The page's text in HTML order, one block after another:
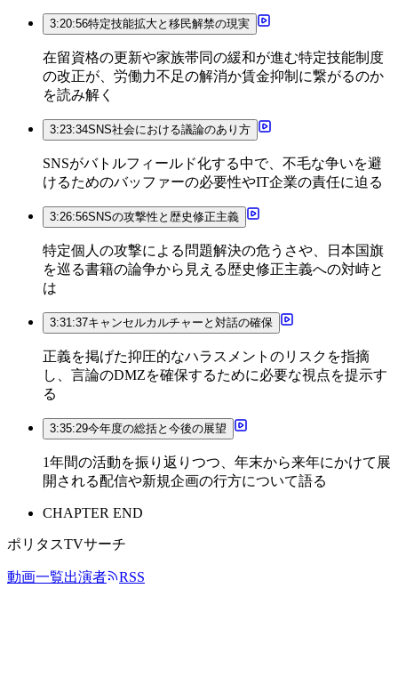
3:20:56特定技能拡大と移民解禁の現実
在留資格の更新や家族帯同の緩和が進む特定技能制度
の改正が、労働力不足の解消か賃金抑制に繋がるのか
を読み解く
3:23:34SNS社会における議論のあり方
SNSがバトルフィールド化する中で、不毛な争いを避
けるためのバッファーの必要性やIT企業の責任に迫る
3:26:56SNSの攻撃性と歴史修正主義
特定個人の攻撃による問題解決の危うさや、日本国旗
を巡る書籍の論争から見える歴史修正主義への対峙と
は
3:31:37キャンセルカルチャーと対話の確保
正義を掲げた抑圧的なハラスメントのリスクを指摘
し、言論のDMZを確保するために必要な視点を提示す
る
3:35:29今年度の総括と今後の展望
1年間の活動を振り返りつつ、年末から来年にかけて展
開される配信や新規企画の行方について語る
CHAPTER END
ポリタスTVサーチ
動画一覧出演者 RSS